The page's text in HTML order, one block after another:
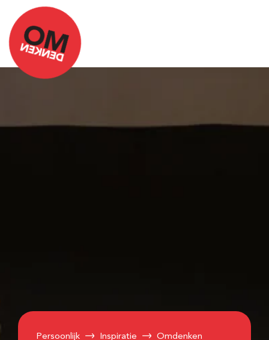
Persoonlijk Inspiratie
Omdenken